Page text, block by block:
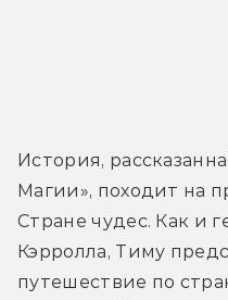
История,
Магии», походит на
Стране чудес. Как и
Кэрролла, Тиму
путешествие по